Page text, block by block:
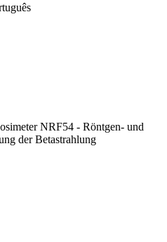
NRF54 - Röntgen- und
der Betastrahlung